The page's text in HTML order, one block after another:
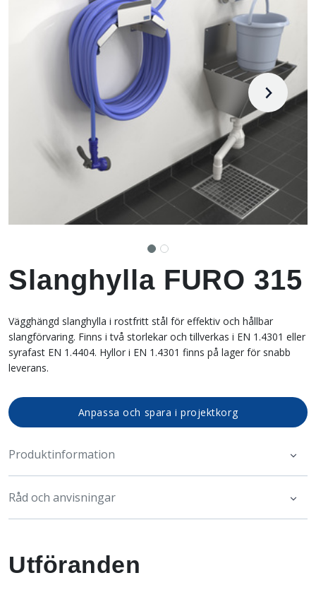
Slanghylla FURO 315
Vägghängd slanghylla i rostfritt stål för effektiv och hållbar
slangförvaring. Finns i två storlekar och tillverkas i EN 1.4301 eller
syrafast EN 1.4404. Hyllor i EN 1.4301 finns på lager för snabb
leverans.
Anpassa och spara i projektkorg
Produktinformation
Råd och anvisningar
Utföranden